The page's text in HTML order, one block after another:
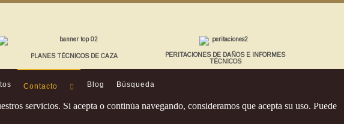
PLANES TÉCNICOS DE CAZA
PERITACIONES DE DAÑOS E INFORMES
TÉCNICOS
Contacto Blog Búsqueda
servicios. Si acepta o continúa navegando, consideramos que acepta su uso. Puede